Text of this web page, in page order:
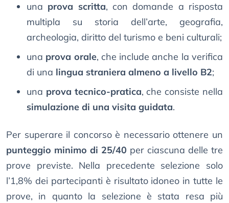
una prova scritta, con domande a risposta
multipla su storia dell’arte, geografia,
archeologia, diritto del turismo e beni culturali;
una prova orale, che include anche la verifica
di una lingua straniera almeno a livello B2;
una prova tecnico-pratica, che consiste nella
simulazione di una visita guidata.
Per superare il concorso è necessario ottenere un
punteggio minimo di 25/40 per ciascuna delle tre
prove previste. Nella precedente selezione solo
l’1,8% dei partecipanti è risultato idoneo in tutte le
prove, in quanto la selezione è stata resa più